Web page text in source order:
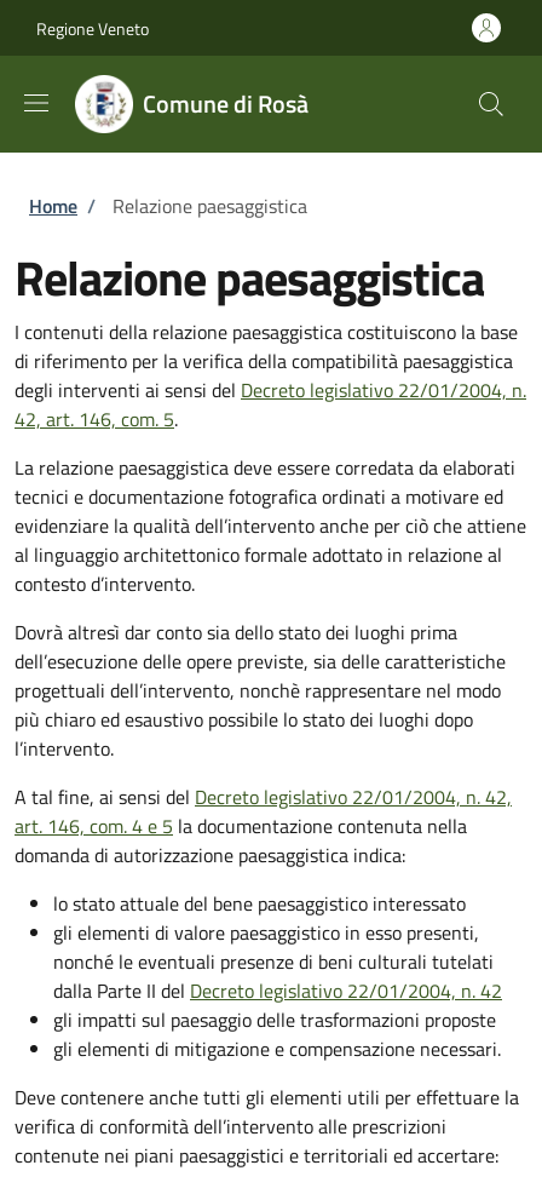
Regione Veneto
Comune di Rosà
Briciole di pane
Home / Relazione paesaggistica
Relazione paesaggistica
I contenuti della relazione paesaggistica costituiscono la base
di riferimento per la verifica della compatibilità paesaggistica
degli interventi ai sensi del Decreto legislativo 22/01/2004, n.
42, art. 146, com. 5.
La relazione paesaggistica deve essere corredata da elaborati
tecnici e documentazione fotografica ordinati a motivare ed
evidenziare la qualità dell’intervento anche per ciò che attiene
al linguaggio architettonico formale adottato in relazione al
contesto d’intervento.
Dovrà altresì dar conto sia dello stato dei luoghi prima
dell’esecuzione delle opere previste, sia delle caratteristiche
progettuali dell’intervento, nonchè rappresentare nel modo
più chiaro ed esaustivo possibile lo stato dei luoghi dopo
l’intervento.
A tal fine, ai sensi del Decreto legislativo 22/01/2004, n. 42,
art. 146, com. 4 e 5 la documentazione contenuta nella
domanda di autorizzazione paesaggistica indica:
lo stato attuale del bene paesaggistico interessato
gli elementi di valore paesaggistico in esso presenti,
nonché le eventuali presenze di beni culturali tutelati
dalla Parte II del Decreto legislativo 22/01/2004, n. 42
gli impatti sul paesaggio delle trasformazioni proposte
gli elementi di mitigazione e compensazione necessari.
Deve contenere anche tutti gli elementi utili per effettuare la
verifica di conformità dell’intervento alle prescrizioni
contenute nei piani paesaggistici e territoriali ed accertare: